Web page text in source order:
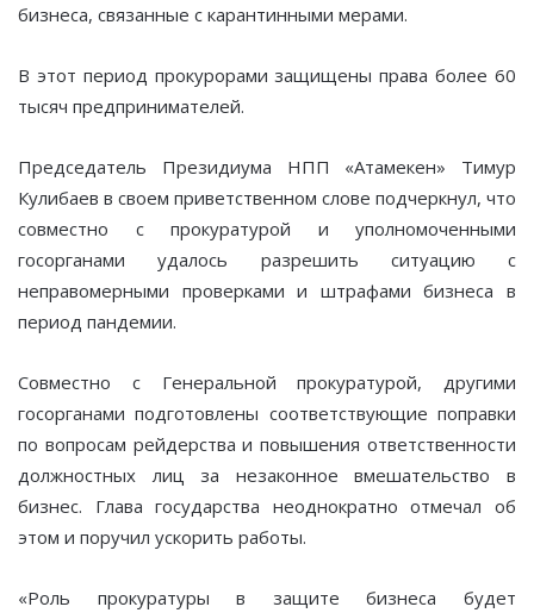
бизнеса, связанные с карантинными мерами.
В этот период прокурорами защищены права более 60
тысяч предпринимателей.
Председатель Президиума НПП «Атамекен» Тимур
Кулибаев в своем приветственном слове подчеркнул, что
совместно с прокуратурой и уполномоченными
госорганами удалось разрешить ситуацию с
неправомерными проверками и штрафами бизнеса в
период пандемии.
Совместно с Генеральной прокуратурой, другими
госорганами подготовлены соответствующие поправки
по вопросам рейдерства и повышения ответственности
должностных лиц за незаконное вмешательство в
бизнес. Глава государства неоднократно отмечал об
этом и поручил ускорить работы.
«Роль прокуратуры в защите бизнеса будет